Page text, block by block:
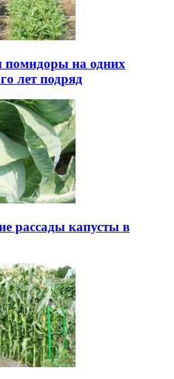
помидоры на одних
лет подряд
рассады капусты в